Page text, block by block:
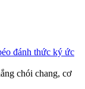
đánh thức ký ức
chói chang, cơ